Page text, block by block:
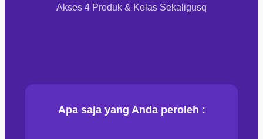
Akses 4 Produk & Kelas Sekaligusq
Apa saja yang Anda peroleh :